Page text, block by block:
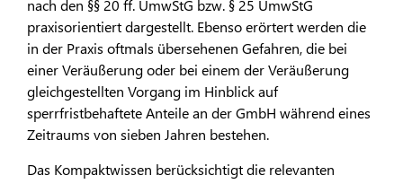
nach den §§ 20 ff. UmwStG bzw. § 25 UmwStG
praxisorientiert dargestellt. Ebenso erörtert werden die
in der Praxis oftmals übersehenen Gefahren, die bei
einer Veräußerung oder bei einem der Veräußerung
gleichgestellten Vorgang im Hinblick auf
sperrfristbehaftete Anteile an der GmbH während eines
Zeitraums von sieben Jahren bestehen.
Das Kompaktwissen berücksichtigt die relevanten